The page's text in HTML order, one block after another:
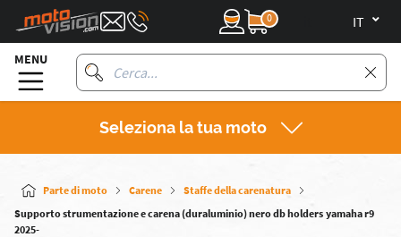
0
MENU
Seleziona la tua moto
Parte di moto Carene
Staffe della carenatura
Supporto strumentazione e carena (duraluminio) nero db holders yamaha r9
2025-